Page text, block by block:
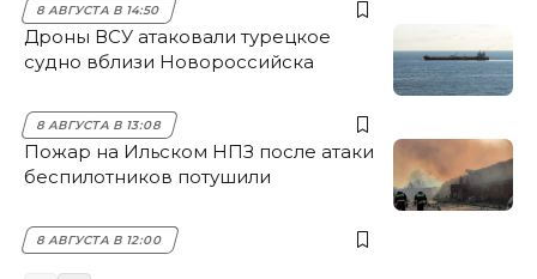
8 АВГУСТА В 14:50
Дроны ВСУ атаковали турецкое
судно вблизи Новороссийска
8 АВГУСТА В 13:08
Пожар на Ильском НПЗ после атаки
беспилотников потушили
8 АВГУСТА В 12:00